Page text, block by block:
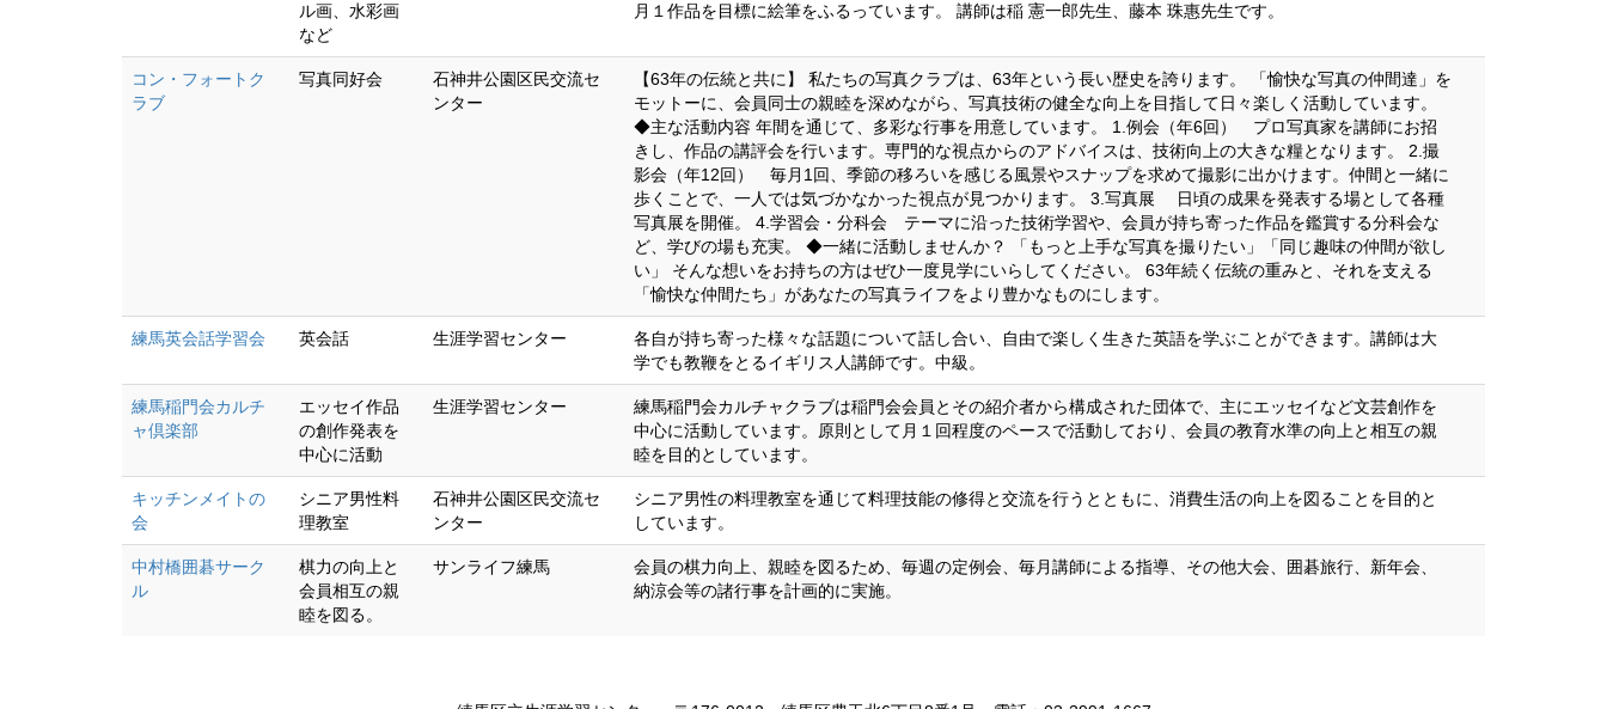
ル画、水彩画
など
月１作品を目標に絵筆をふるっています。 講師は稲 憲一郎先生、藤本 珠惠先生です。
コン・フォートク
ラブ
写真同好会
石神井公園区民交流セ
ンター
【63年の伝統と共に】 私たちの写真クラブは、63年という長い歴史を誇ります。 「愉快な写真の仲間達」を
モットーに、会員同士の親睦を深めながら、写真技術の健全な向上を目指して日々楽しく活動しています。
◆主な活動内容 年間を通じて、多彩な行事を用意しています。 1.例会（年6回） プロ写真家を講師にお招
きし、作品の講評会を行います。専門的な視点からのアドバイスは、技術向上の大きな糧となります。 2.撮
影会（年12回） 毎月1回、季節の移ろいを感じる風景やスナップを求めて撮影に出かけます。仲間と一緒に
歩くことで、一人では気づかなかった視点が見つかります。 3.写真展 日頃の成果を発表する場として各種
写真展を開催。 4.学習会・分科会 テーマに沿った技術学習や、会員が持ち寄った作品を鑑賞する分科会な
ど、学びの場も充実。 ◆一緒に活動しませんか？ 「もっと上手な写真を撮りたい」「同じ趣味の仲間が欲し
い」 そんな想いをお持ちの方はぜひ一度見学にいらしてください。 63年続く伝統の重みと、それを支える
「愉快な仲間たち」があなたの写真ライフをより豊かなものにします。
練馬英会話学習会 英会話 生涯学習センター
各自が持ち寄った様々な話題について話し合い、自由で楽しく生きた英語を学ぶことができます。講師は大
学でも教鞭をとるイギリス人講師です。中級。
練馬稲門会カルチ
ャ倶楽部
エッセイ作品
の創作発表を
中心に活動
生涯学習センター
練馬稲門会カルチャクラブは稲門会会員とその紹介者から構成された団体で、主にエッセイなど文芸創作を
中心に活動しています。原則として月１回程度のペースで活動しており、会員の教育水準の向上と相互の親
睦を目的としています。
キッチンメイトの
会
シニア男性料
理教室
石神井公園区民交流セ
ンター
シニア男性の料理教室を通じて料理技能の修得と交流を行うとともに、消費生活の向上を図ることを目的と
しています。
中村橋囲碁サーク
ル
棋力の向上と
会員相互の親
睦を図る。
サンライフ練馬
会員の棋力向上、親睦を図るため、毎週の定例会、毎月講師による指導、その他大会、囲碁旅行、新年会、
納涼会等の諸行事を計画的に実施。